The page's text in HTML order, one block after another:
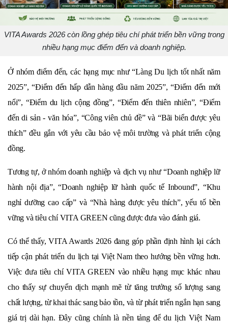
VITA Awards 2026 còn lồng ghép tiêu chí phát triển bền vững trong
nhiều hạng mục điểm đến và doanh nghiệp.
Ở nhóm điểm đến, các hạng mục như “Làng Du lịch tốt nhất năm
2025”, “Điểm đến hấp dẫn hàng đầu năm 2025”, “Điểm đến mới
nổi”, “Điểm du lịch cộng đồng”, “Điểm đến thiên nhiên”, “Điểm
đến di sản - văn hóa”, “Công viên chủ đề” và “Bãi biển được yêu
thích” đều gắn với yêu cầu bảo vệ môi trường và phát triển cộng
đồng.
Tương tự, ở nhóm doanh nghiệp và dịch vụ như “Doanh nghiệp lữ
hành nội địa”, “Doanh nghiệp lữ hành quốc tế Inbound”, “Khu
nghỉ dưỡng cao cấp” và “Nhà hàng được yêu thích”, yếu tố bền
vững và tiêu chí VITA GREEN cũng được đưa vào đánh giá.
Có thể thấy, VITA Awards 2026 đang góp phần định hình lại cách
tiếp cận phát triển du lịch tại Việt Nam theo hướng bền vững hơn.
Việc đưa tiêu chí VITA GREEN vào nhiều hạng mục khác nhau
cho thấy sự chuyển dịch mạnh mẽ từ tăng trưởng số lượng sang
chất lượng, từ khai thác sang bảo tồn, và từ phát triển ngắn hạn sang
giá trị dài hạn. Đây cũng chính là nền tảng để du lịch Việt Nam